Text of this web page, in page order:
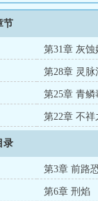
节
第31章 灰蚀
第28章 灵脉
第25章 青鳞
第22章 不
录
第3章 前路
第6章 刑焰